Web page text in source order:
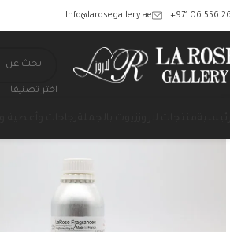
‎+971 06 556
Info@larosegallery.ae
اختر تصنيفا